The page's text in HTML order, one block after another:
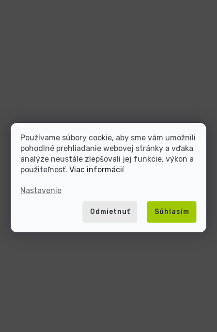
Používame súbory cookie, aby sme vám umožnili
pohodlné prehliadanie webovej stránky a vďaka
analýze neustále zlepšovali jej funkcie, výkon a
použiteľnosť.Viac informácií
Nastavenie
Odmietnuť Súhlasím